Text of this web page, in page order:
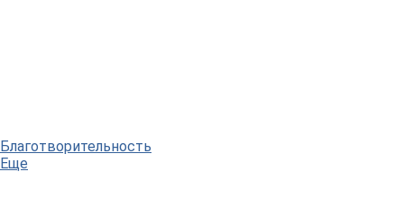
Благотворительность
Еще